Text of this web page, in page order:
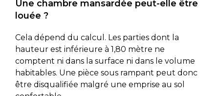
Une chambre mansardée peut-elle être
louée ?
Cela dépend du calcul. Les parties dont la
hauteur est inférieure à 1,80 mètre ne
comptent ni dans la surface ni dans le volume
habitables. Une pièce sous rampant peut donc
être disqualifiée malgré une emprise au sol